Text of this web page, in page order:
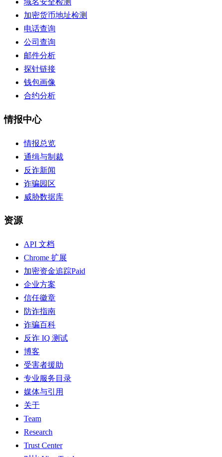
域名安全检测
加密货币地址检测
电话查询
公司查询
邮件分析
探针链接
钱包画像
合约分析
情报中心
情报总览
通缉与制裁
反诈新闻
诈骗园区
威胁数据库
资源
API 文档
Chrome 扩展
加密资金追踪Paid
企业方案
信任徽章
防诈指南
诈骗百科
反诈 IQ 测试
博客
受害者援助
专业服务目录
媒体与引用
关于
Team
Research
Trust Center